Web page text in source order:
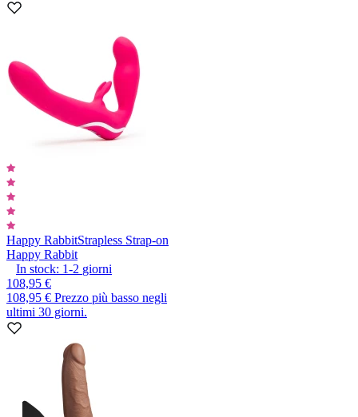
Happy RabbitStrapless Strap-on
Happy Rabbit
In stock: 1-2 giorni
108,95 €
108,95 € Prezzo più basso negli
ultimi 30 giorni.